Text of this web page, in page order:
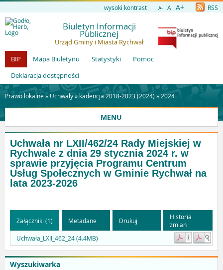
wysoki kontrast A- A A+ RSS
Biuletyn Informacji
Publicznej
Urząd Gminy i Miasta Rychwał
BIP
Mapa Biuletynu Statystyki
Pomoc
Deklaracja dostępności
Prawo lokalne » Uchwały» kadencja 2018-2023 (2024) »2024
MENU
Wyszukiwarka
Uchwała nr LXII/462/24 Rady Miejskiej w
Rychwale z dnia 29 stycznia 2024 r. w
sprawie przyjęcia Programu Centrum
Usług Społecznych w Gminie Rychwał na
lata 2023-2026
Załączniki (1) Metadane Drukuj
Historia
zmian
Uchwała_LXII_462_24 (4.4MB)